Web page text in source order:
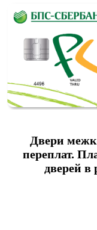
Двери
переплат.
дверей в